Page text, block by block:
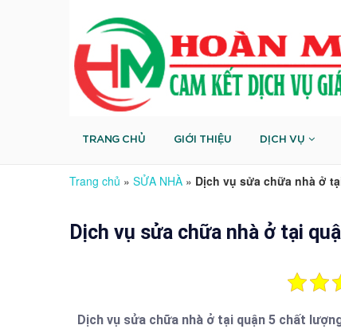
TRANG CHỦ GIỚI THIỆU DỊCH VỤ
Trang chủ » SỬA NHÀ » Dịch vụ sửa chữa nhà ở
Dịch vụ sửa chữa nhà ở tại
Dịch vụ sửa chữa nhà ở tại quận 5 chất